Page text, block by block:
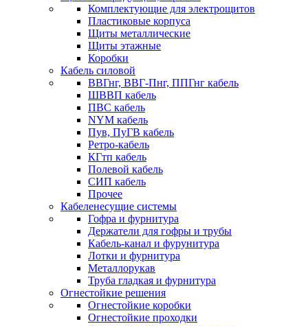
Комплектующие для электрощитов
Пластиковые корпуса
Щиты металлические
Щиты этажные
Коробки
Кабель силовой
ВВГнг, ВВГ-Пнг, ППГнг кабель
ШВВП кабель
ПВС кабель
NYM кабель
Пув, ПуГВ кабель
Ретро-кабель
КГтп кабель
Полевой кабель
СИП кабель
Прочее
Кабеленесущие системы
Гофра и фурнитура
Держатели для гофры и трубы
Кабель-канал и фурунитура
Лотки и фурнитура
Металлорукав
Труба гладкая и фурнитура
Огнестойкие решения
Огнестойкие коробки
Огнестойкие проходки